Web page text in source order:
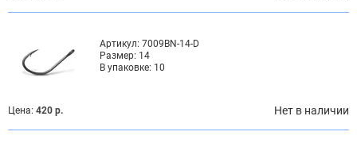
Артикул: 7009BN-14-D
Размер: 14
В упаковке: 10
Цена: 420 р. Нет в наличии